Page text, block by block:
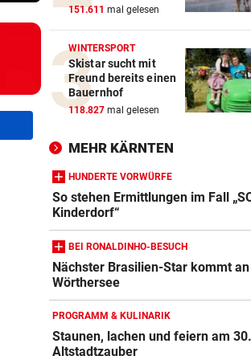
151.611 mal gelesen
WINTERSPORT
Skistar sucht mit
Freund bereits einen
Bauernhof
118.827 mal gelesen
MEHR KÄRNTEN
HUNDERTE VORWÜRFE
So stehen Ermittlungen im Fall
Kinderdorf“
BEI RONALDINHO-BESUCH
Nächster Brasilien-Star kommt
Wörthersee
PROGRAMM & KULINARIK
Staunen, lachen und feiern am 30.
Altstadtzauber